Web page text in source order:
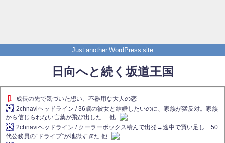
Just another WordPress site
日向へと続く坂道王国
成長の先で気づいた想い、不器用な大人の恋
2chnaviヘッドライン / 36歳の彼女と結婚したいのに、家族が猛反対。家族
から信じられない言葉が飛び出した… 他
2chnaviヘッドライン / クーラーボックス積んで出発→途中で買い足し…50
代公務員の“ドライブ”が地獄すぎた 他